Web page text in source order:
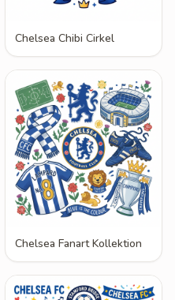
Chelsea Chibi Cirkel
Chelsea Fanart Kollektion